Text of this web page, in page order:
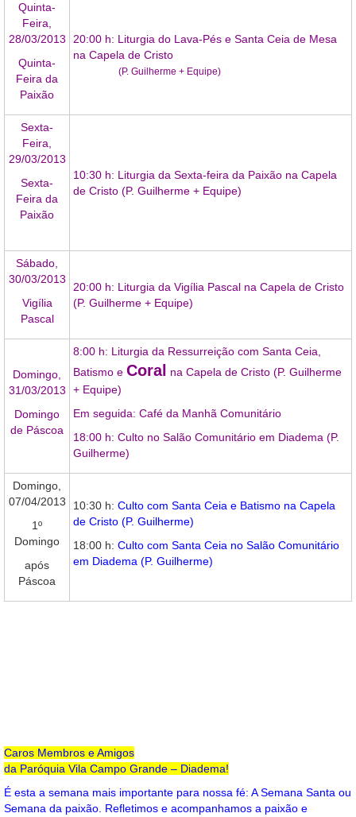
Quinta-
Feira,
28/03/2013
Quinta-
Feira da
Paixão
20:00 h: Liturgia do Lava-Pés e Santa Ceia de Mesa
na Capela de Cristo
(P. Guilherme + Equipe)
Sexta-
Feira,
29/03/2013
Sexta-
Feira da
Paixão
10:30 h: Liturgia da Sexta-feira da Paixão na Capela
de Cristo (P. Guilherme + Equipe)
Sábado,
30/03/2013
Vigília
Pascal
20:00 h: Liturgia da Vigília Pascal na Capela de Cristo
(P. Guilherme + Equipe)
Domingo,
31/03/2013
Domingo
de Páscoa
8:00 h: Liturgia da Ressurreição com Santa Ceia,
Batismo e Coral
na Capela de Cristo (P. Guilherme
+ Equipe)
Em seguida: Café da Manhã Comunitário
18:00 h: Culto no Salão Comunitário em Diadema (P.
Guilherme)
Domingo,
07/04/2013
1º
Domingo
após
Páscoa
10:30 h: Culto com Santa Ceia e Batismo na Capela
de Cristo (P. Guilherme)
18:00 h: Culto com Santa Ceia no Salão Comunitário
em Diadema (P. Guilherme)
Caros Membros e Amigos
da Paróquia Vila Campo Grande – Diadema!
É esta a semana mais importante para nossa fé: A Semana Santa ou
Semana da paixão. Refletimos e acompanhamos a paixão e